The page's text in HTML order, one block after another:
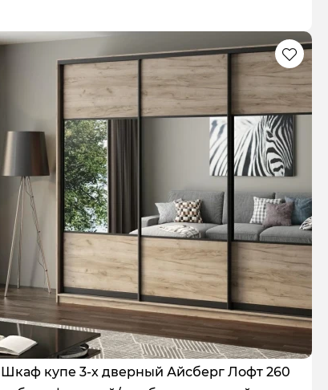
Шкаф купе 3-х дверный Айсберг Лофт 260